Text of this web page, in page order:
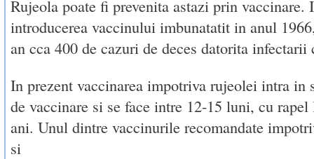
Rujeola poate fi prevenita astazi prin vaccinare.
introducerea vaccinului imbunatatit in anul
an cca 400 de cazuri de deces datorita infectarii
In prezent vaccinarea impotriva rujeolei intra in
de vaccinare si se face intre 12-15 luni, cu rapel
ani. Unul dintre vaccinurile recomandate
si